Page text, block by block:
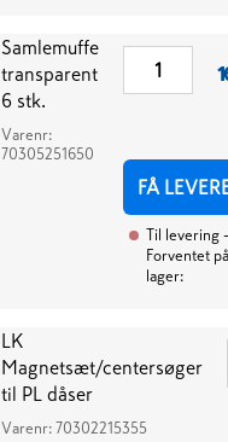
Samlemuffe
transparent
6 stk.
Varenr:
70305251650
FÅ
Til levering -
Forventet på
lager:
LK
Magnetsæt/centersøger
til PL dåser
Varenr: 70302215355